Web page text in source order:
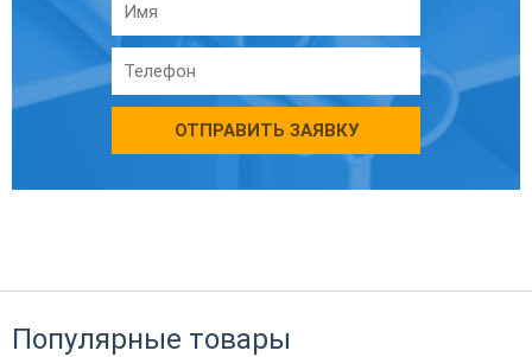
ОТПРАВИТЬ ЗАЯВКУ
Популярные товары